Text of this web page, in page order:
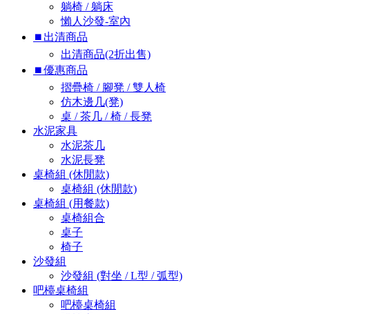
躺椅 / 躺床
懶人沙發-室內
⏹︎出清商品
出清商品(2折出售)
⏹︎優惠商品
摺疊椅 / 腳凳 / 雙人椅
仿木邊几(凳)
桌 / 茶几 / 椅 / 長凳
水泥家具
水泥茶几
水泥長凳
桌椅組 (休閒款)
桌椅組 (休閒款)
桌椅組 (用餐款)
桌椅組合
桌子
椅子
沙發組
沙發組 (對坐 / L型 / 弧型)
吧檯桌椅組
吧檯桌椅組